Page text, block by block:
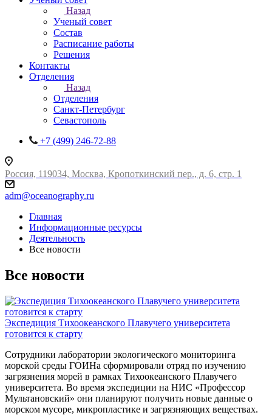
Назад
Ученый совет
Состав
Расписание работы
Решения
Контакты
Отделения
Назад
Отделения
Санкт-Петербург
Севастополь
+7 (499) 246-72-88
Россия, 119034, Москва, Кропоткинский пер., д. 6, стр. 1
adm@oceanography.ru
Главная
Информационные ресурсы
Деятельность
Все новости
Все новости
Экспедиция Тихоокеанского Плавучего университета
готовится к старту
Сотрудники лаборатории экологического мониторинга
морской среды ГОИНа сформировали отряд по изучению
загрязнения морей в рамках Тихоокеанского Плавучего
университета. Во время экспедиции на НИС «Профессор
Мультановский» они планируют получить новые данные о
морском мусоре, микропластике и загрязняющих веществах.